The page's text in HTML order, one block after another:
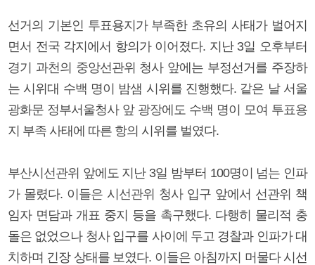
선거의 기본인 투표용지가 부족한 초유의 사태가 벌어지
면서 전국 각지에서 항의가 이어졌다. 지난 3일 오후부터
경기 과천의 중앙선관위 청사 앞에는 부정선거를 주장하
는 시위대 수백 명이 밤샘 시위를 진행했다. 같은 날 서울
광화문 정부서울청사 앞 광장에도 수백 명이 모여 투표용
지 부족 사태에 따른 항의 시위를 벌였다.
부산시선관위 앞에도 지난 3일 밤부터 100명이 넘는 인파
가 몰렸다. 이들은 시선관위 청사 입구 앞에서 선관위 책
임자 면담과 개표 중지 등을 촉구했다. 다행히 물리적 충
돌은 없었으나 청사 입구를 사이에 두고 경찰과 인파가 대
치하며 긴장 상태를 보였다. 이들은 아침까지 머물다 시선